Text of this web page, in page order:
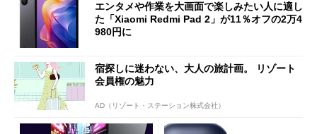
エンタメや作業を大画面で楽しみたい人に適し
た「Xiaomi Redmi Pad 2」が11％オフの2万4
980円に
宿探しに迷わない、大人の旅計画。 リゾート
会員権の魅力
AD（リゾート・ステーション株式会社）